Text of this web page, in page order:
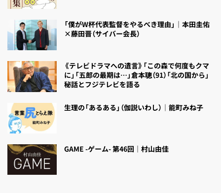
「僕がW杯代表監督をやるべき理由」｜本田圭佑
×藤田晋（サイバー会長）
《テレビドラマへの遺言》「この森で何度もクマ
に」「五郎の最期は…」倉本聰（91）「北の国から」
秘話とフジテレビを語る
生理の「あるある」（伽説いわし）｜能町みね子
GAME -ゲーム- 第46回｜村山由佳